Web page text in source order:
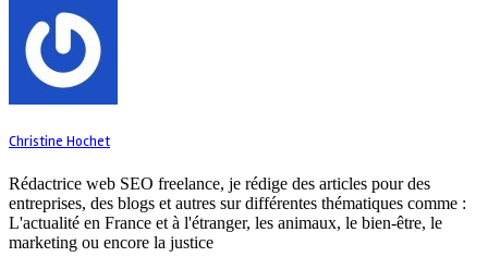
Christine Hochet
Rédactrice web SEO freelance, je rédige des articles pour des
entreprises, des blogs et autres sur différentes thématiques comme :
L'actualité en France et à l'étranger, les animaux, le bien-être, le
marketing ou encore la justice